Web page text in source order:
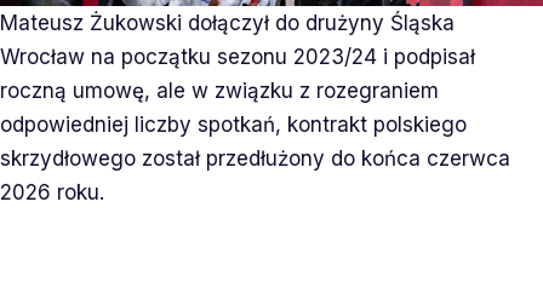
Mateusz Żukowski dołączył do drużyny Śląska
Wrocław na początku sezonu 2023/24 i podpisał
roczną umowę, ale w związku z rozegraniem
odpowiedniej liczby spotkań, kontrakt polskiego
skrzydłowego został przedłużony do końca czerwca
2026 roku.